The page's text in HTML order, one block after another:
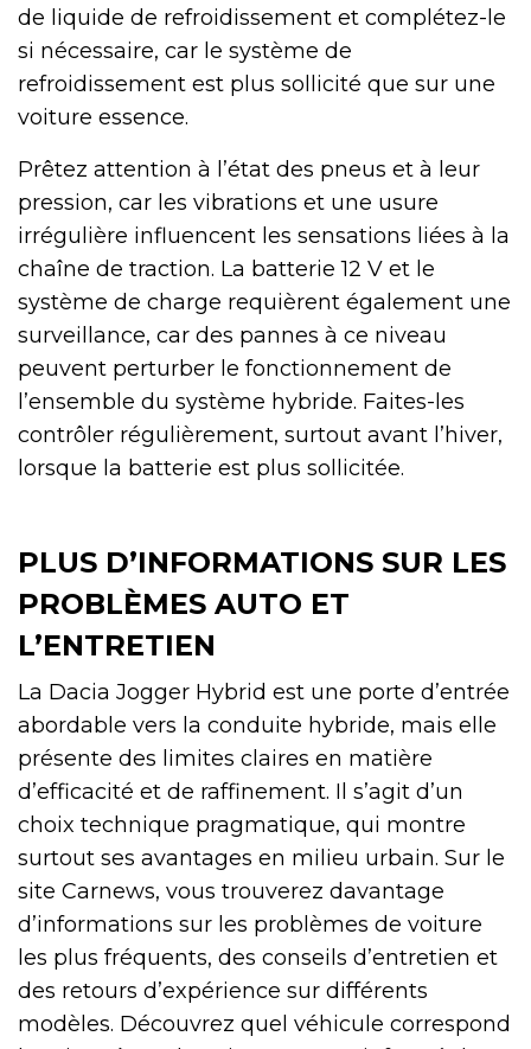
de liquide de refroidissement et complétez-le
si nécessaire, car le système de
refroidissement est plus sollicité que sur une
voiture essence.
Prêtez attention à l’état des pneus et à leur
pression, car les vibrations et une usure
irrégulière influencent les sensations liées à la
chaîne de traction. La batterie 12 V et le
système de charge requièrent également une
surveillance, car des pannes à ce niveau
peuvent perturber le fonctionnement de
l’ensemble du système hybride. Faites-les
contrôler régulièrement, surtout avant l’hiver,
lorsque la batterie est plus sollicitée.
PLUS D’INFORMATIONS SUR LES
PROBLÈMES AUTO ET
L’ENTRETIEN
La Dacia Jogger Hybrid est une porte d’entrée
abordable vers la conduite hybride, mais elle
présente des limites claires en matière
d’efficacité et de raffinement. Il s’agit d’un
choix technique pragmatique, qui montre
surtout ses avantages en milieu urbain. Sur le
site Carnews, vous trouverez davantage
d’informations sur les problèmes de voiture
les plus fréquents, des conseils d’entretien et
des retours d’expérience sur différents
modèles. Découvrez quel véhicule correspond